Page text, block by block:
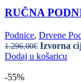
RUČNA
Podnice, Drvene
1.296,00€ Izvorna
Dodaj u košaricu
-55%